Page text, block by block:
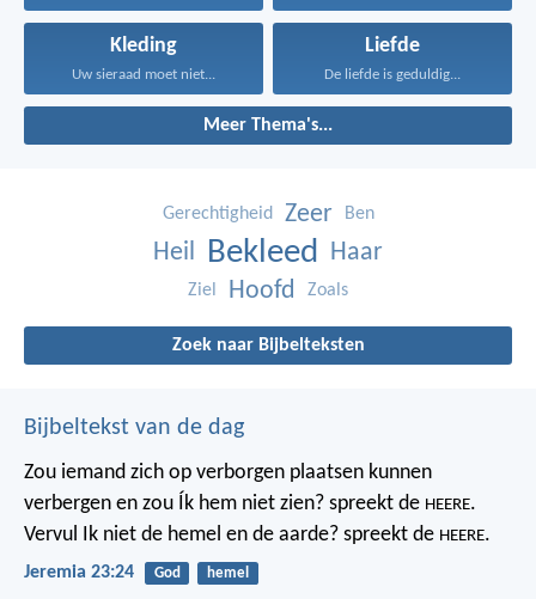
Kleding
Uw sieraad moet niet...
Liefde
De liefde is geduldig...
Meer Thema's...
Gerechtigheid Zeer Ben
Heil Bekleed Haar
Ziel Hoofd Zoals
Zoek naar Bijbelteksten
Bijbeltekst van de dag
Zou iemand zich op verborgen plaatsen kunnen
verbergen en zou Ík hem niet zien? spreekt de HEERE.
Vervul Ik niet de hemel en de aarde? spreekt de HEERE.
Jeremia 23:24 God hemel